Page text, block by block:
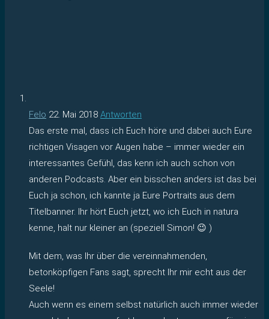
Felo 22. Mai 2018 Antworten
Das erste mal, dass ich Euch höre und dabei auch Eure
richtigen Visagen vor Augen habe – immer wieder ein
interessantes Gefühl, das kenn ich auch schon von
anderen Podcasts. Aber ein bisschen anders ist das bei
Euch ja schon, ich kannte ja Eure Portraits aus dem
Titelbanner. Ihr hört Euch jetzt, wo ich Euch in natura
kenne, halt nur kleiner an (speziell Simon! 😉 )
Mit dem, was Ihr über die vereinnahmenden,
betonköpfigen Fans sagt, sprecht Ihr mir echt aus der
Seele!
Auch wenn es einem selbst natürlich auch immer wieder